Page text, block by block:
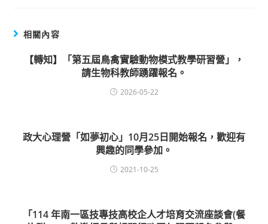
相關內容
【轉知】「第五屆鳥禽實驗動物模式教學研習營」，
請生物科教師踴躍報名。
2026-05-22
政大心理營「如夢初心」10月25日開始報名，歡迎有
興趣的同學參加。
2021-10-25
「114 年南一區技專技高校企人才培育交流座談會(餐